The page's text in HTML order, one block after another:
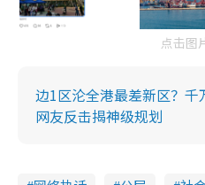
点击图
边1区沦全港最差新区？
网友反击揭神级规划